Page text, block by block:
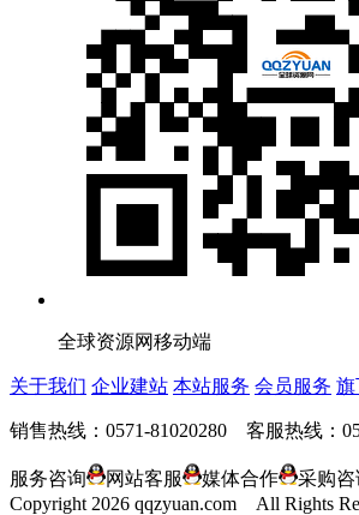
全球资源网移动端
关于我们 企业建站 本站服务 会员服务 旗
销售热线：0571-81020280 客服热线：
服务咨询 网站客服 媒体合作 采购咨
Copyright 2026 qqzyuan.com All Rights